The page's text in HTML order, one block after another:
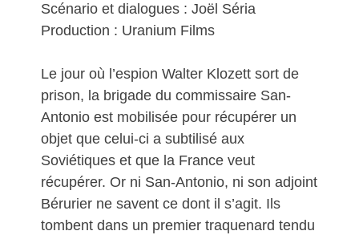
Scénario et dialogues : Joël Séria
Production : Uranium Films
Le jour où l’espion Walter Klozett sort de
prison, la brigade du commissaire San-
Antonio est mobilisée pour récupérer un
objet que celui-ci a subtilisé aux
Soviétiques et que la France veut
récupérer. Or ni San-Antonio, ni son adjoint
Bérurier ne savent ce dont il s’agit. Ils
tombent dans un premier traquenard tendu